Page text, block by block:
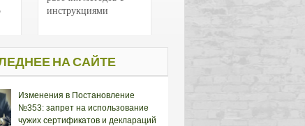
инструкциями
НА САЙТЕ
Изменения в Постановление
№353: запрет на использование
чужих сертификатов и деклараций